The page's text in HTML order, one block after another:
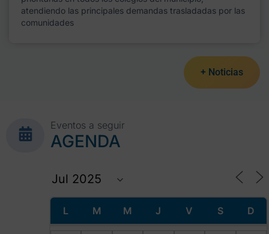
atendiendo las principales demandas trasladadas por las
comunidades
+ Noticias
Eventos a seguir
AGENDA
L M M J V S D